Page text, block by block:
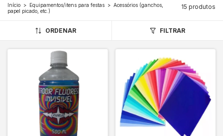
Início > Equipamentos/itens para festas > Acessórios (ganchos,
papel picado, etc.)
15 produtos
ORDENAR FILTRAR